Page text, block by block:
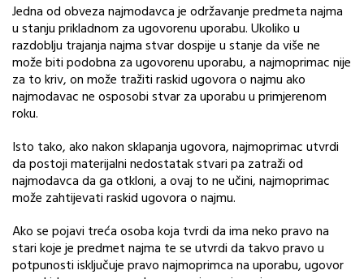
Jedna od obveza najmodavca je održavanje predmeta najma
u stanju prikladnom za ugovorenu uporabu. Ukoliko u
razdoblju trajanja najma stvar dospije u stanje da više ne
može biti podobna za ugovorenu uporabu, a najmoprimac nije
za to kriv, on može tražiti raskid ugovora o najmu ako
najmodavac ne osposobi stvar za uporabu u primjerenom
roku.
Isto tako, ako nakon sklapanja ugovora, najmoprimac utvrdi
da postoji materijalni nedostatak stvari pa zatraži od
najmodavca da ga otkloni, a ovaj to ne učini, najmoprimac
može zahtijevati raskid ugovora o najmu.
Ako se pojavi treća osoba koja tvrdi da ima neko pravo na
stari koje je predmet najma te se utvrdi da takvo pravo u
potpunosti isključuje pravo najmoprimca na uporabu, ugovor